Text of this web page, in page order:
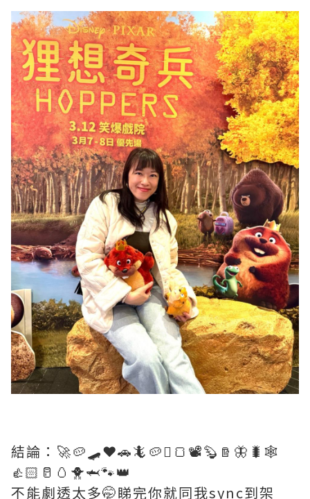
結論：🚀🥔🛹❤️🚗🦎🥔🪾🍞📽️🦫🪵🦋🐛🕸️
👍🏻🥛🥚🐥🦈🐾👑
不能劇透太多🤭睇完你就同我sync到架